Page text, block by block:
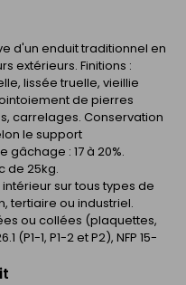
d'un enduit traditionnel en
extérieurs. Finitions :
lissée truelle, vieillie
de pierres
carrelages. Conservation
le support
gâchage : 17 à 20%.
de 25kg.
sur tous types de
tertiaire ou industriel.
ou collées (plaquettes,
(P1-1, P1-2 et P2), NFP 15-